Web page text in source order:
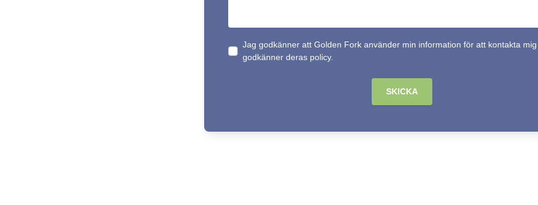
Jag godkänner att Golden Fork använder min information för att kontakta
godkännerderas policy.
SKICKA